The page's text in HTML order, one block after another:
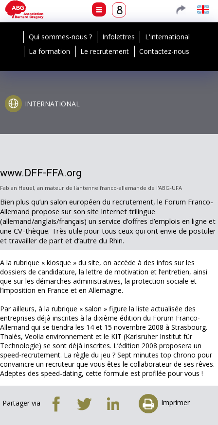
Qui sommes-nous ? Infolettres
L'international
La formation
Le recrutement Contactez-nous
INTERNATIONAL
www.DFF-FFA.org
Fabian Heuel, animateur de l'antenne franco-allemande de l'ABG-UFA
Bien plus qu’un salon européen du recrutement, le Forum Franco-
Allemand propose sur son site Internet trilingue
(allemand/anglais/français) un service d’offres d’emplois en ligne et
une CV-thèque. Très utile pour tous ceux qui ont envie de postuler
et travailler de part et d’autre du Rhin.
A la rubrique « kiosque » du site, on accède à des infos sur les
dossiers de candidature, la lettre de motivation et l’entretien, ainsi
que sur les démarches administratives, la protection sociale et
l’imposition en France et en Allemagne.
Par ailleurs, à la rubrique « salon » figure la liste actualisée des
entreprises déjà inscrites à la dixième édition du Forum Franco-
Allemand qui se tiendra les 14 et 15 novembre 2008 à Strasbourg.
Thalès, Veolia environnement et le KIT (Karlsruher Institut für
Technologie) se sont déjà inscrites. L’édition 2008 proposera un
speed-recrutement. La règle du jeu ? Sept minutes top chrono pour
convaincre un recruteur que vous êtes le collaborateur de ses rêves.
Adeptes des speed-dating, cette formule est profilée pour vous !
Partager via Imprimer